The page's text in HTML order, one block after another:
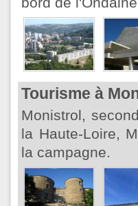
Tourisme à
Monistrol,
la Haute-Loire,
la campagne.